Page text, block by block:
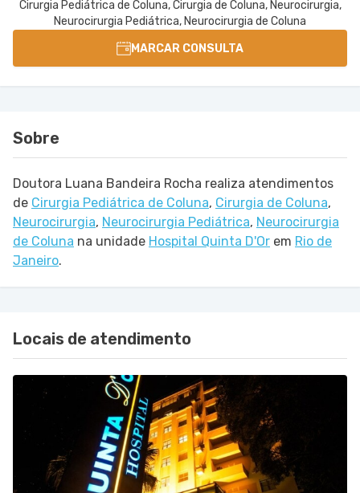
Cirurgia Pediátrica de Coluna, Cirurgia de Coluna, Neurocirurgia,
Neurocirurgia Pediátrica, Neurocirurgia de Coluna
MARCAR CONSULTA
Sobre
Doutora Luana Bandeira Rocha realiza atendimentos
de Cirurgia Pediátrica de Coluna, Cirurgia de Coluna,
Neurocirurgia, Neurocirurgia Pediátrica, Neurocirurgia
de Coluna na unidade Hospital Quinta D'Or em Rio de
Janeiro.
Locais de atendimento